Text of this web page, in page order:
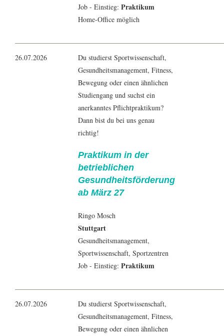
Job - Einstieg: Praktikum
Home-Office möglich
26.07.2026
Du studierst Sportwissenschaft,
Gesundheitsmanagement, Fitness,
Bewegung oder einen ähnlichen
Studiengang und suchst ein
anerkanntes Pflichtpraktikum?
Dann bist du bei uns genau
richtig!
Praktikum in der
betrieblichen
Gesundheitsförderung
ab März 27
Ringo Mosch
Stuttgart
Gesundheitsmanagement,
Sportwissenschaft, Sportzentren
Job - Einstieg: Praktikum
26.07.2026
Du studierst Sportwissenschaft,
Gesundheitsmanagement, Fitness,
Bewegung oder einen ähnlichen